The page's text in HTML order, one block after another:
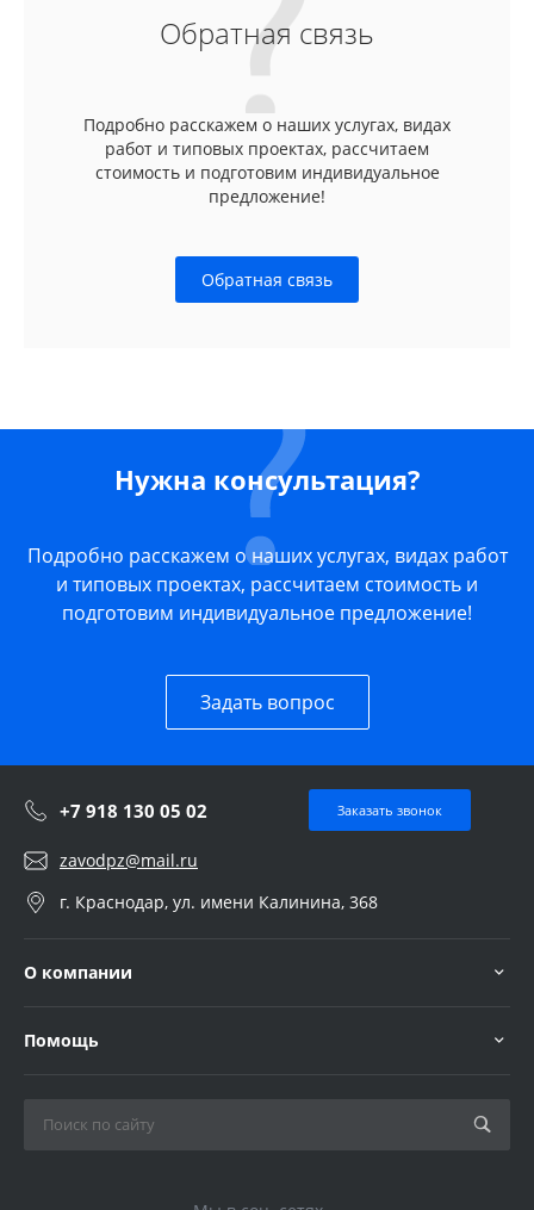
Обратная связь
Подробно расскажем о наших услугах, видах
работ и типовых проектах, рассчитаем
стоимость и подготовим индивидуальное
предложение!
Обратная связь
Нужна консультация?
Подробно расскажем о наших услугах, видах работ
и типовых проектах, рассчитаем стоимость и
подготовим индивидуальное предложение!
Задать вопрос
+7 918 130 05 02 Заказать звонок
zavodpz@mail.ru
г. Краснодар, ул. имени Калинина, 368
О компании
Помощь